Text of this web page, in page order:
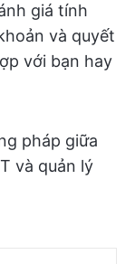
giá tính
và quyết
với bạn hay
pháp giữa
và quản lý